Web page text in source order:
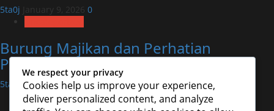
5ta0j January 9, 2026 0
Burung Majikan dan Perhatian
Pembantu yang Istimewa
5ta0j January 9, 2026 0
Uncategorized
We respect your privacy
Cookies help us improve your experience,
deliver personalized content, and analyze